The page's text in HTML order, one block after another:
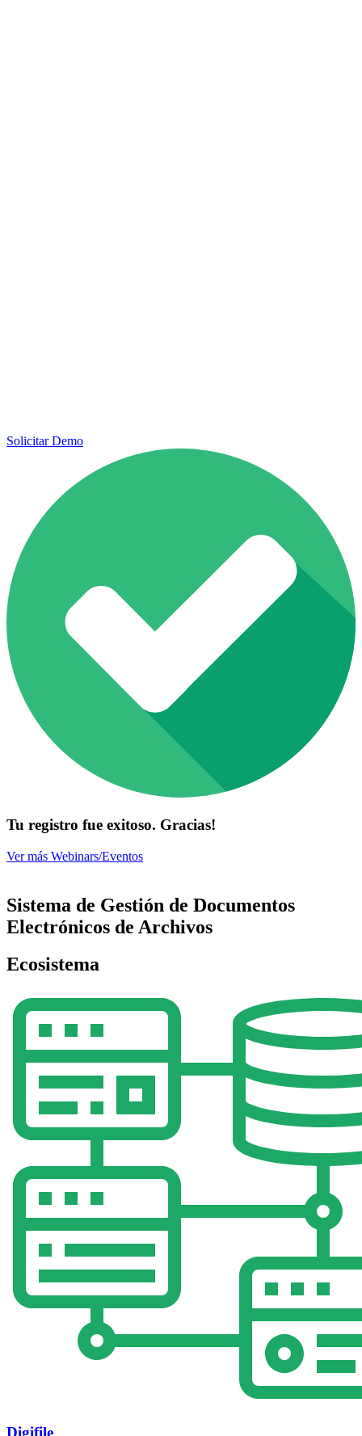
Solicitar Demo
Tu registro fue exitoso. Gracias!
Ver más Webinars/Eventos
Sistema de Gestión de Documentos
Electrónicos de Archivos
Ecosistema
Digifile